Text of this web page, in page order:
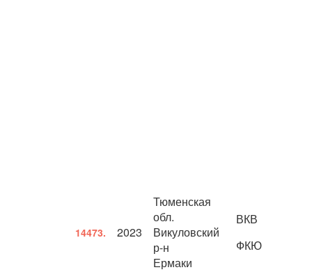
14473. 2023
Тюменская
обл.
Викуловский
р-н
Ермаки
ВКВ
ФКЮ